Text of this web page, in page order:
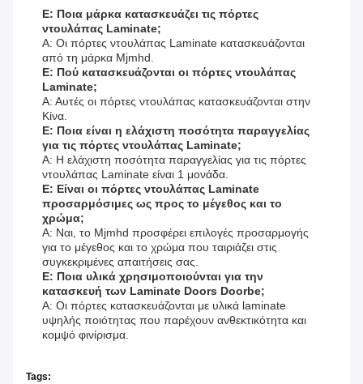
Ε: Ποια μάρκα κατασκευάζει τις πόρτες
ντουλάπας Laminate;
Α: Οι πόρτες ντουλάπας Laminate κατασκευάζονται
από τη μάρκα Mjmhd.
Ε: Πού κατασκευάζονται οι πόρτες ντουλάπας
Laminate;
Α: Αυτές οι πόρτες ντουλάπας κατασκευάζονται στην
Κίνα.
Ε: Ποια είναι η ελάχιστη ποσότητα παραγγελίας
για τις πόρτες ντουλάπας Laminate;
Α: Η ελάχιστη ποσότητα παραγγελίας για τις πόρτες
ντουλάπας Laminate είναι 1 μονάδα.
Ε: Είναι οι πόρτες ντουλάπας Laminate
προσαρμόσιμες ως προς το μέγεθος και το
χρώμα;
Α: Ναι, το Mjmhd προσφέρει επιλογές προσαρμογής
για το μέγεθος και το χρώμα που ταιριάζει στις
συγκεκριμένες απαιτήσεις σας.
Ε: Ποια υλικά χρησιμοποιούνται για την
κατασκευή των Laminate Doors Doorbe;
Α: Οι πόρτες κατασκευάζονται με υλικά laminate
υψηλής ποιότητας που παρέχουν ανθεκτικότητα και
κομψό φινίρισμα.
Tags: